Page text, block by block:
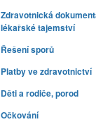
Zdravotnická
lékařské tajemství
Řešení sporů
Platby ve zdravotnictví
Děti a rodiče, porod
Očkování